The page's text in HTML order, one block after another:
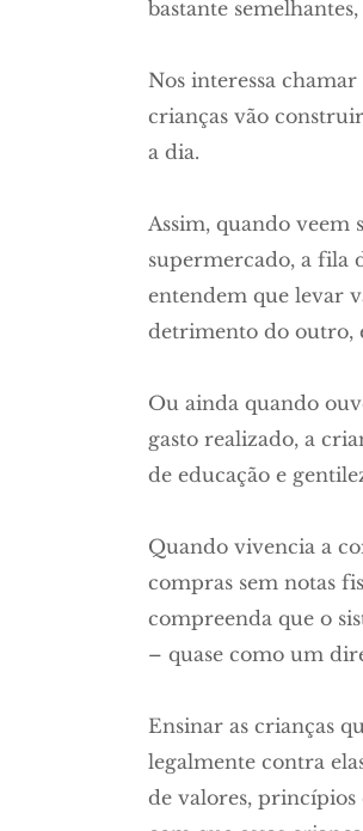
bastante
Nos interessa
crianças vão
a dia.
Assim, quando veem
supermercado, a fila
entendem que levar
detrimento do outro,
Ou ainda quando
gasto realizado, a
de educação e
Quando vivencia a
compras sem notas
compreenda que o
– quase como um
Ensinar as crianças
legalmente contra
de valores, princípios